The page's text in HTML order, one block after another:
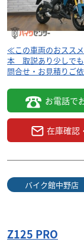
Z125PRO リ
ントフ...
本体価格:32
≪この車両のおスス
本 取説あり少しでも
問合せ・お見積りご
お電話で
在庫確認
バイク館中野店
Z125 PRO